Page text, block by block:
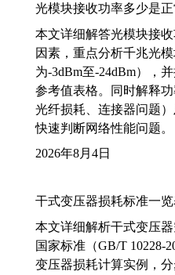
光模块接收功率多少是正
本文详细解答光模块接
因素，重点分析千兆光
为-3dBm至-24dBm），
参考值表格。同时解释
光纤损耗、连接器问题
快速判断网络性能问题。
2026年8月4日
干式变压器损耗标准一
本文详细解析干式变压
国家标准（GB/T 10228-
变压器损耗计算实例，